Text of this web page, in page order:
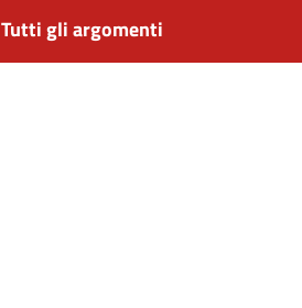
Tutti gli argomenti